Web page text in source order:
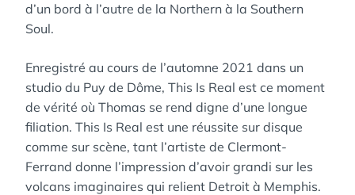
d’un bord à l’autre de la Northern à la Southern
Soul.
Enregistré au cours de l’automne 2021 dans un
studio du Puy de Dôme, This Is Real est ce moment
de vérité où Thomas se rend digne d’une longue
filiation. This Is Real est une réussite sur disque
comme sur scène, tant l’artiste de Clermont-
Ferrand donne l’impression d’avoir grandi sur les
volcans imaginaires qui relient Detroit à Memphis.